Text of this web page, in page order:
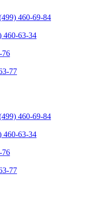
460-69-84
460-63-34
76
77
460-69-84
460-63-34
76
77